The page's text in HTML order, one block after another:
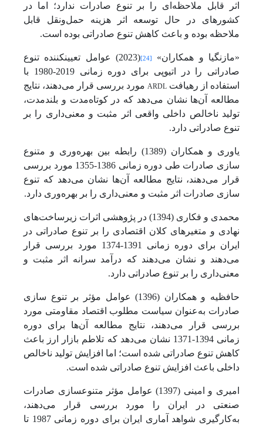
اثر قابل ملاحظه‌ای را بر تنوع صادرات ندارد؛ اما در
کشورهای در حال توسعه اثر هزینه حمل‌ونقل قابل
ملاحظه بوده و باعث کاهش تنوع صادراتی بوده است.
«مازنگیا و همکاران» [24]
(2023) عوامل تعیین­کننده تنوع
صادراتی را در اتیوپی برای دوره زمانی 2019-1980 با
استفاده از رهیافت ARDL مورد بررسی قرار می‌دهند، نتایج
مطالعه آن‌ها نشان می‌دهد که در کوتاه‌مدت و بلندمدت،
تولید ناخالص داخلی واقعی اثر مثبت و معنی‌داری را بر
تنوع صادراتی دارد.
یاوری و همکاران (1389) رابطه بین بهره‌وری و متنوع
سازی صادرات طی دوره زمانی 1386-1355 مورد بررسی
قرار می‌دهند، نتایج مطالعه آن‌ها نشان می‌دهد که تنوع
سازی صادرات اثر مثبت و معنی‌داری را بر بهره‌وری دارد.
محمدی و فکاری (1394) در پژوهشی اثرات زیرساخت‌های
نهادی و متغیرهای کلان اقتصادی را بر تنوع صادراتی در
ایران برای دوره زمانی 1391-1374 مورد بررسی قرار
می‌دهند و نشان می‌دهند که درآمد سرانه اثر مثبت و
معنی‌داری را بر تنوع صادراتی دارد.
حافظیه و همکاران (1396) عوامل مؤثر بر تنوع سازی
صادرات به‌عنوان سیاست مطلوب اقتصاد مقاومتی مورد
بررسی قرار می‌دهند، نتایج مطالعه آن‌ها برای دوره
زمانی 1394-1371 نشان می‌دهد که تلاطم بازار ارز باعث
کاهش تنوع صادراتی شده است؛ اما افزایش تولید ناخالص
داخلی باعث افزایش تنوع صادراتی شده است.
امیری و امینی (1397) عوامل مؤثر متنوع­سازی صادرات
صنعتی در ایران را مورد بررسی قرار می‌دهند،
به‌کارگیری شواهد آماری ایران برای دوره زمانی 1987 تا